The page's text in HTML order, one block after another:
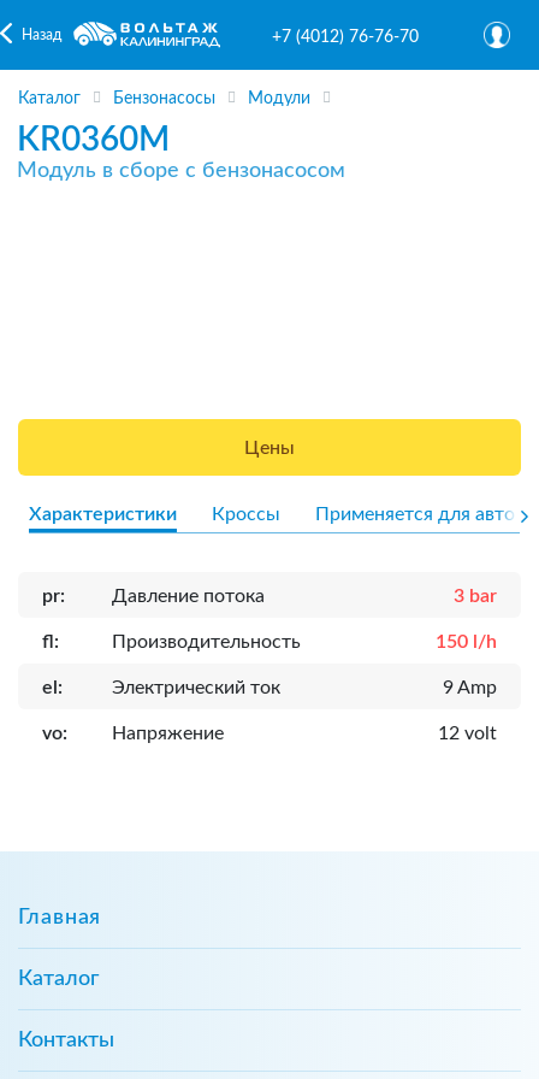
Назад +7 (4012) 76-76-70
Каталог Бензонасосы Модули
KR0360M
Модуль в сборе с бензонасосом
Цены
Характеристики Кроссы Применяется для авто
pr: Давление потока 3 bar
fl: Производительность 150 l/h
el: Электрический ток 9 Amp
vo: Напряжение 12 volt
Главная
Каталог
Контакты